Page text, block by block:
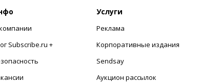
Subscribe.ru +
Услуги
Реклама
Корпоративные издания
Sendsay
Аукцион рассылок